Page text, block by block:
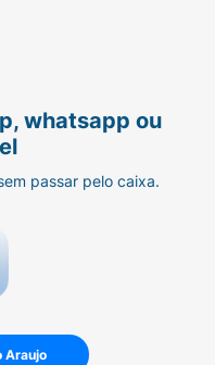
whatsapp ou
passar pelo caixa.
Araujo